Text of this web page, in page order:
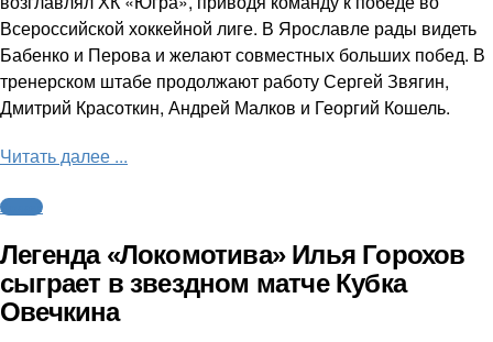
Всероссийской хоккейной лиге. В Ярославле рады видеть
Бабенко и Перова и желают совместных больших побед. В
тренерском штабе продолжают работу Сергей Звягин,
Дмитрий Красоткин, Андрей Малков и Георгий Кошель.
Читать далее ...
Хоккей
Легенда «Локомотива» Илья Горохов
сыграет в звездном матче Кубка
Овечкина